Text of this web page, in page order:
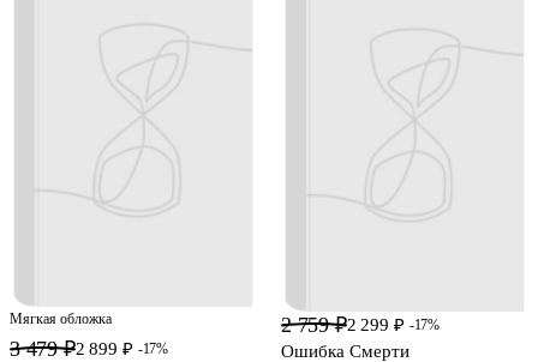
Мягкая обложка
3 479 ₽2 899 ₽ -17%
2 759 ₽2 299 ₽ -17%
Ошибка Смерти